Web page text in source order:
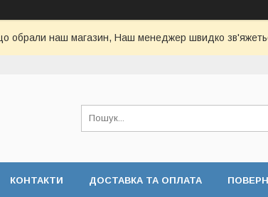
обрали наш магазин, Наш менеджер швидко
КОНТАКТИ ДОСТАВКА ТА ОПЛАТА